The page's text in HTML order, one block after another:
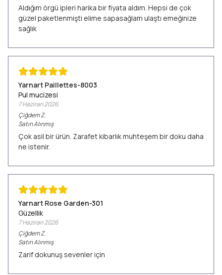
Aldığım örgü ipleri harika bir fiyata aldım. Hepsi de çok
güzel paketlenmişti elime sapasağlam ulaştı emeğinize
sağlık
Yarnart Paillettes-8003
Pul mucizesi
7 Haziran 2026
ÇiğdemZ.
Satın Alınmış
Çok asil bir ürün. Zarafet kibarlık muhteşem bir doku daha
ne istenir.
Yarnart Rose Garden-301
Güzellik
7 Haziran 2026
ÇiğdemZ.
Satın Alınmış
Zarif dokunuş sevenler için